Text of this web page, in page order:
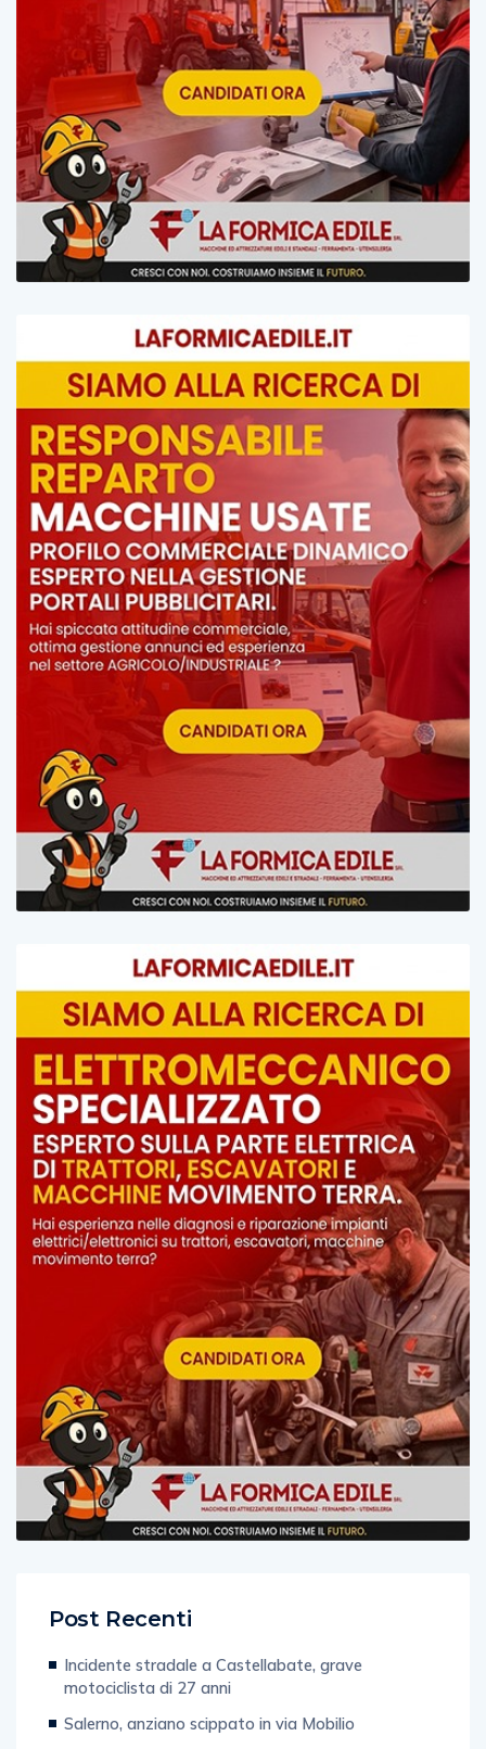
Post Recenti
Incidente stradale a Castellabate, grave
motociclista di 27 anni
Salerno, anziano scippato in via Mobilio